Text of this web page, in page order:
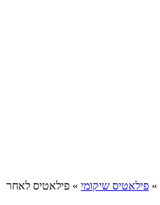
» פילאטיס שיקומי » פילאטיס לאחר